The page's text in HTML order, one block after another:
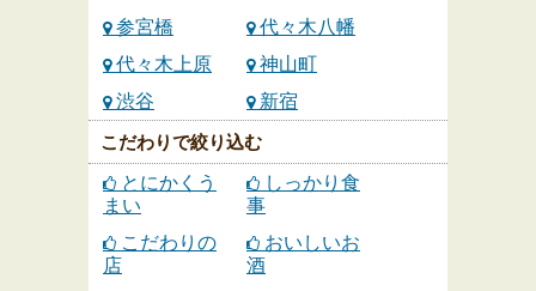
参宮橋
代々木八幡
代々木上原
神山町
渋谷
新宿
こだわりで絞り込む
とにかくう
まい
しっかり食
事
こだわりの
店
おいしいお
酒